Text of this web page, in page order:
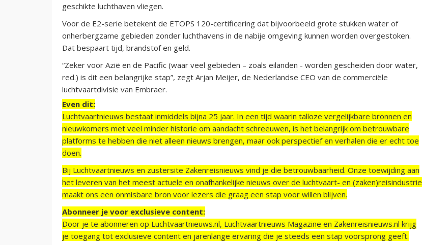
geschikte luchthaven vliegen.
Voor de E2-serie betekent de ETOPS 120-certificering dat bijvoorbeeld grote stukken water of
onherbergzame gebieden zonder luchthavens in de nabije omgeving kunnen worden overgestoken.
Dat bespaart tijd, brandstof en geld.
“Zeker voor Azië en de Pacific (waar veel gebieden – zoals eilanden - worden gescheiden door water,
red.) is dit een belangrijke stap”, zegt Arjan Meijer, de Nederlandse CEO van de commerciële
luchtvaartdivisie van Embraer.
Even dit:
Luchtvaartnieuws bestaat inmiddels bijna 25 jaar. In een tijd waarin talloze vergelijkbare bronnen en
nieuwkomers met veel minder historie om aandacht schreeuwen, is het belangrijk om betrouwbare
platforms te hebben die niet alleen nieuws brengen, maar ook perspectief en verhalen die er echt toe
doen.
Bij Luchtvaartnieuws en zustersite Zakenreisnieuws vind je die betrouwbaarheid. Onze toewijding aan
het leveren van het meest actuele en onafhankelijke nieuws over de luchtvaart- en (zaken)reisindustrie
maakt ons een onmisbare bron voor lezers die graag een stap voor willen blijven.
Abonneer je voor exclusieve content:
Door je te abonneren op Luchtvaartnieuws.nl, Luchtvaartnieuws Magazine en Zakenreisnieuws.nl krijg
je toegang tot exclusieve content en jarenlange ervaring die je steeds een stap voorsprong geeft.